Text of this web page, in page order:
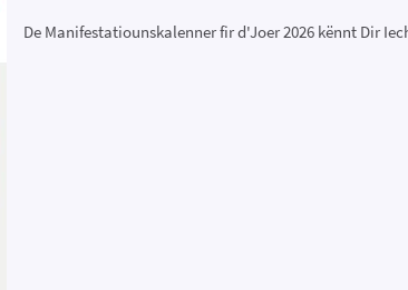
De Manifestatiounskalenner fir d'Joer 2026 kënnt Dir